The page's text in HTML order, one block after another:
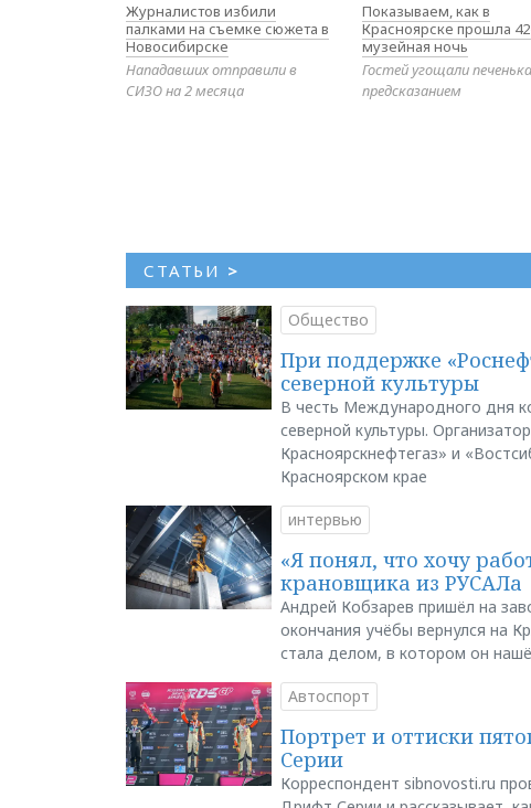
Журналистов избили
палками на съемке сюжета в
Новосибирске
Нападавших отправили в
СИЗО на 2 месяца
Показываем, как в
Красноярске прошла
музейная ночь
Гостей угощали
предсказанием
СТАТЬИ >
Общество
При поддержке
северной культуры
В честь Международного дня
северной культуры.
Красноярскнефтегаз» и
Красноярском крае
интервью
«Я понял, что хочу
крановщика из РУСАЛа
Андрей Кобзарев пришёл на
окончания учёбы вернулся на
стала делом, в котором он
Автоспорт
Портрет и оттиски
Серии
Корреспондент sibnovosti.ru